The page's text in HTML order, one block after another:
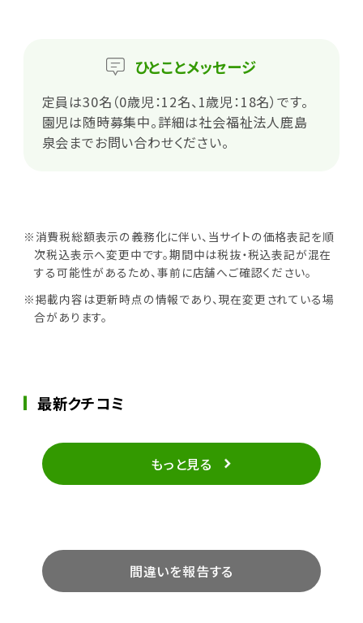
ひとことメッセージ
定員は30名（0歳児：12名、1歳児：18名）です。
園児は随時募集中。詳細は社会福祉法人鹿島
泉会までお問い合わせください。
※消費税総額表示の義務化に伴い、当サイトの価格表記を順
次税込表示へ変更中です。期間中は税抜・税込表記が混在
する可能性があるため、事前に店舗へご確認ください。
※掲載内容は更新時点の情報であり、現在変更されている場
合があります。
最新クチコミ
もっと見る
間違いを報告する